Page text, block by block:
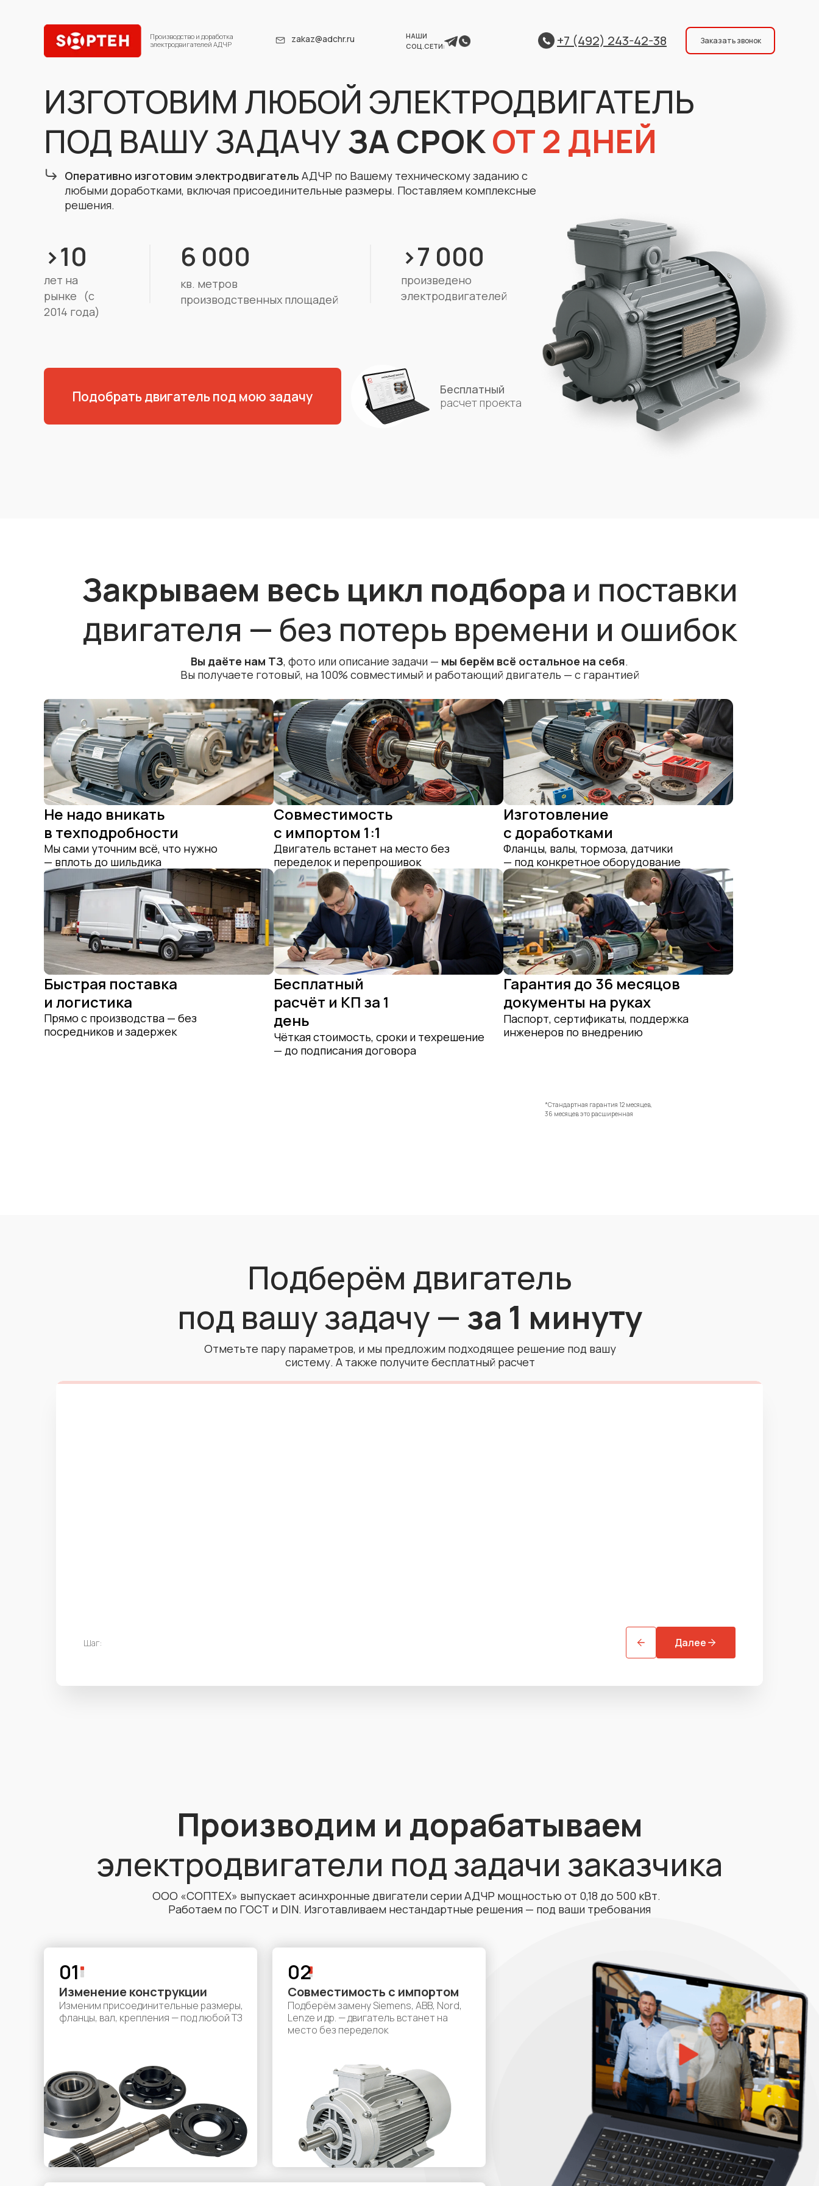
Производство и доработка
электродвигателей АДЧР
zakaz@adchr.ru
НАШИ
СОЦ.СЕТИ:
Заказать звонок
+7 (492) 243-42-38
ИЗГОТОВИМ ЛЮБОЙ ЭЛЕКТРОДВИГАТЕЛЬ
ПОД ВАШУ ЗАДАЧУЗА СРОКОТ 2 ДНЕЙ
Оперативно изготовим электродвигатель АДЧР по Вашему техническому заданию с
любыми доработками, включая присоединительные размеры. Поставляем комплексные
решения.
>10
лет на
рынке (с
2014 года)
6 000
кв. метров
производственных площадей
>7 000
произведено
электродвигателей
Подобрать двигатель под мою задачу
Бесплатный
расчет проекта
Не надо вникать
в техподробности
Мы сами уточним всё, что нужно
— вплоть до шильдика
Совместимость
с импортом 1:1
Двигатель встанет на место без
переделок и перепрошивок
Изготовление
с доработками
Фланцы, валы, тормоза, датчики
— под конкретное оборудование
Быстрая поставка
и логистика
Прямо с производства — без
посредников и задержек
Бесплатный
расчёт и КП за 1
день
Чёткая стоимость, сроки и техрешение
— до подписания договора
Гарантия до 36 месяцов
документы на руках
Паспорт, сертификаты, поддержка
инженеров по внедрению
Вы даёте нам ТЗ, фото или описание задачи — мы берём всё остальное на себя.
Вы получаете готовый, на 100% совместимый и работающий двигатель — с гарантией
Закрываем весь цикл подбора и поставки
двигателя — без потерь времени и ошибок
*Стандартная гарантия 12 месяцев,
36 месяцев это расширенная
Отметьте пару параметров, и мы предложим подходящее решение под вашу
систему. А также получите бесплатный расчет
Подберём двигатель
под вашу задачу —за 1 минуту
Шаг: Далее
ООО «СОПТЕХ» выпускает асинхронные двигатели серии АДЧР мощностью от 0,18 до 500 кВт.
Работаем по ГОСТ и DIN. Изготавливаем нестандартные решения — под ваши требования
Производим и дорабатываем
электродвигатели под задачи заказчика
01
Изменение конструкции
Изменим присоединительные размеры,
фланцы, вал, крепления — под любой ТЗ
02
Совместимость с импортом
Подберём замену Siemens, ABB, Nord,
Lenze и др. — двигатель встанет на
место без переделок